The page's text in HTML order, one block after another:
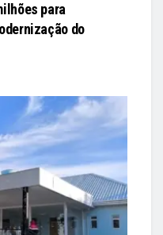
para
do